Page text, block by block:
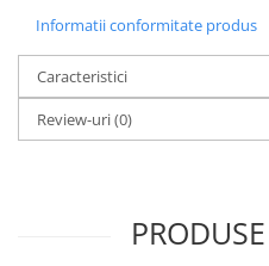
Informatii conformitate produs
Caracteristici
Review-uri(0)